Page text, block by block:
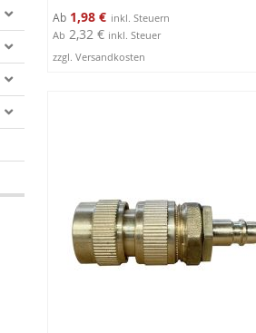
Ab 1,98 €
Ab 2,32 € inkl. Steuer
zzgl. Versandkosten